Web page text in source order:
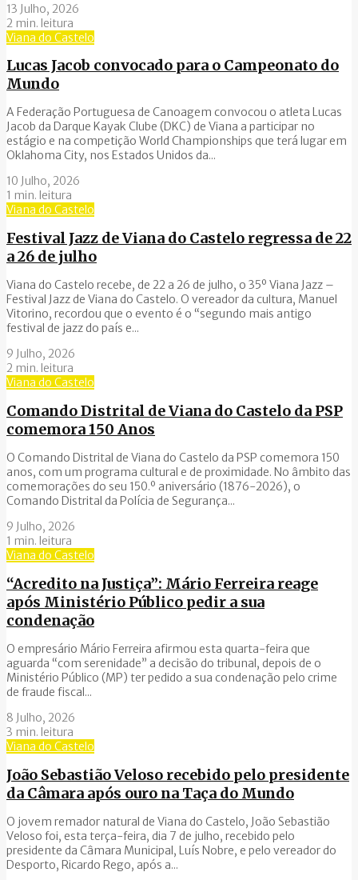
13 Julho, 2026
2 min. leitura
Viana do Castelo
Lucas Jacob convocado para o Campeonato do
Mundo
A Federação Portuguesa de Canoagem convocou o atleta Lucas
Jacob da Darque Kayak Clube (DKC) de Viana a participar no
estágio e na competição World Championships que terá lugar em
Oklahoma City, nos Estados Unidos da...
10 Julho, 2026
1 min. leitura
Viana do Castelo
Festival Jazz de Viana do Castelo regressa de 22
a 26 de julho
Viana do Castelo recebe, de 22 a 26 de julho, o 35º Viana Jazz –
Festival Jazz de Viana do Castelo. O vereador da cultura, Manuel
Vitorino, recordou que o evento é o “segundo mais antigo
festival de jazz do país e...
9 Julho, 2026
2 min. leitura
Viana do Castelo
Comando Distrital de Viana do Castelo da PSP
comemora 150 Anos
O Comando Distrital de Viana do Castelo da PSP comemora 150
anos, com um programa cultural e de proximidade. No âmbito das
comemorações do seu 150.º aniversário (1876-2026), o
Comando Distrital da Polícia de Segurança...
9 Julho, 2026
1 min. leitura
Viana do Castelo
“Acredito na Justiça”: Mário Ferreira reage
após Ministério Público pedir a sua
condenação
O empresário Mário Ferreira afirmou esta quarta-feira que
aguarda “com serenidade” a decisão do tribunal, depois de o
Ministério Público (MP) ter pedido a sua condenação pelo crime
de fraude fiscal...
8 Julho, 2026
3 min. leitura
Viana do Castelo
João Sebastião Veloso recebido pelo presidente
da Câmara após ouro na Taça do Mundo
O jovem remador natural de Viana do Castelo, João Sebastião
Veloso foi, esta terça-feira, dia 7 de julho, recebido pelo
presidente da Câmara Municipal, Luís Nobre, e pelo vereador do
Desporto, Ricardo Rego, após a...